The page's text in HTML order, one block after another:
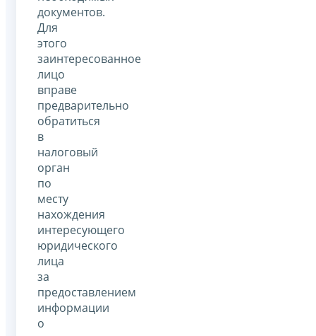
документов.
Для
этого
заинтересованное
лицо
вправе
предварительно
обратиться
в
налоговый
орган
по
месту
нахождения
интересующего
юридического
лица
за
предоставлением
информации
о